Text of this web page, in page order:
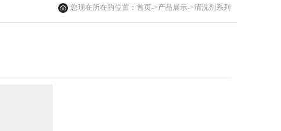
您现在所在的位置： 首页->产品展示->清洗剂系列